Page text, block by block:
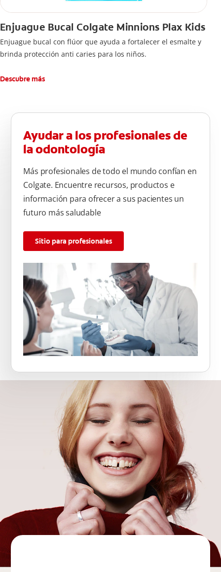
Enjuague Bucal Colgate Minnions Plax Kids
Enjuague bucal con flúor que ayuda a fortalecer el esmalte y
brinda protección anti caries para los niños.
Descubre más
Ayudar a los profesionales de
la odontología
Más profesionales de todo el mundo confían en
Colgate. Encuentre recursos, productos e
información para ofrecer a sus pacientes un
futuro más saludable
Sitio para profesionales